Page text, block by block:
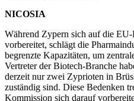
NICOSIA
Während Zypern sich auf die EU-
vorbereitet, schlägt die
begrenzte Kapazitäten, um
Vertreter der Biotech-Branche
derzeit nur zwei Zyprioten in
zuständig sind. Diese Bedenken
Kommission sich darauf